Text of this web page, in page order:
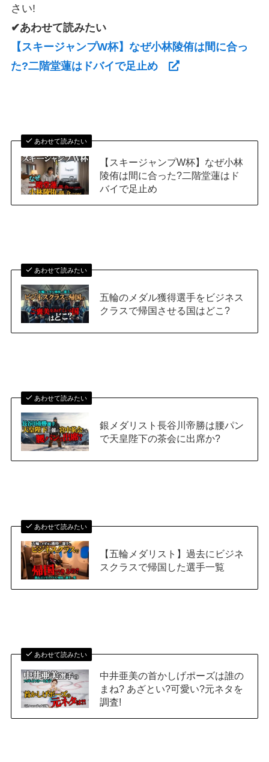
さい!
✔あわせて読みたい
【スキージャンプW杯】なぜ小林陵侑は間に合っ
た?二階堂蓮はドバイで足止め
あわせて読みたい
【スキージャンプW杯】なぜ小林
陵侑は間に合った?二階堂蓮はド
バイで足止め
あわせて読みたい
五輪のメダル獲得選手をビジネス
クラスで帰国させる国はどこ?
あわせて読みたい
銀メダリスト長谷川帝勝は腰パン
で天皇陛下の茶会に出席か?
あわせて読みたい
【五輪メダリスト】過去にビジネ
スクラスで帰国した選手一覧
あわせて読みたい
中井亜美の首かしげポーズは誰の
まね? あざとい?可愛い?元ネタを
調査!